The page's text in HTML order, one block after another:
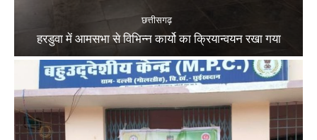
छत्तीसगढ़
हरडुवा में आमसभा से विभिन्न कार्यो का क्रियान्वयन रखा गया